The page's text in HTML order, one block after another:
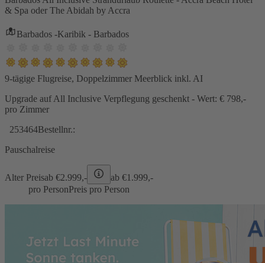
& Spa oder The Abidah by Accra
Barbados -Karibik - Barbados
9-tägige Flugreise, Doppelzimmer Meerblick inkl. AI
Upgrade auf All Inclusive Verpflegung geschenkt - Wert: € 798,-
pro Zimmer
253464Bestellnr.:
Pauschalreise
Alter Preisab €2.999,- ab €1.999,-
pro PersonPreis pro Person